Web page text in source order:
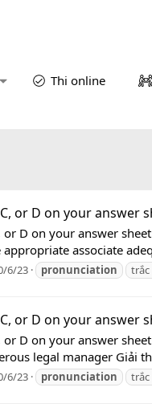
Thi online
or D on your answer
or D on your answer
associate
6/23 pronunciation trắc
or D on your answer
or D on your answer
legal manager Giải
6/23 pronunciation trắc